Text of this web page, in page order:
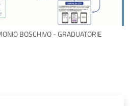
BOSCHIVO - GRADUATORIE